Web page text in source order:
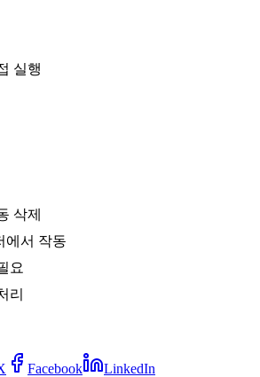
실행
삭제
에서 작동
요
리
Facebook LinkedIn